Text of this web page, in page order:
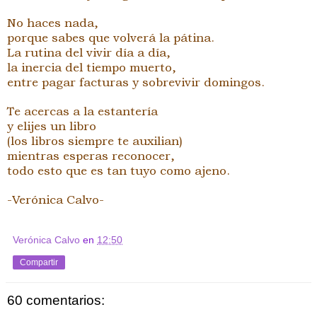
No haces nada,
porque sabes que volverá la pátina.
La rutina del vivir día a día,
la inercia del tiempo muerto,
entre pagar facturas y sobrevivir domingos.
Te acercas a la estantería
y elijes un libro
(los libros siempre te auxilian)
mientras esperas reconocer,
todo esto que es tan tuyo como ajeno.
-Verónica Calvo-
Verónica Calvo en 12:50
Compartir
60 comentarios: